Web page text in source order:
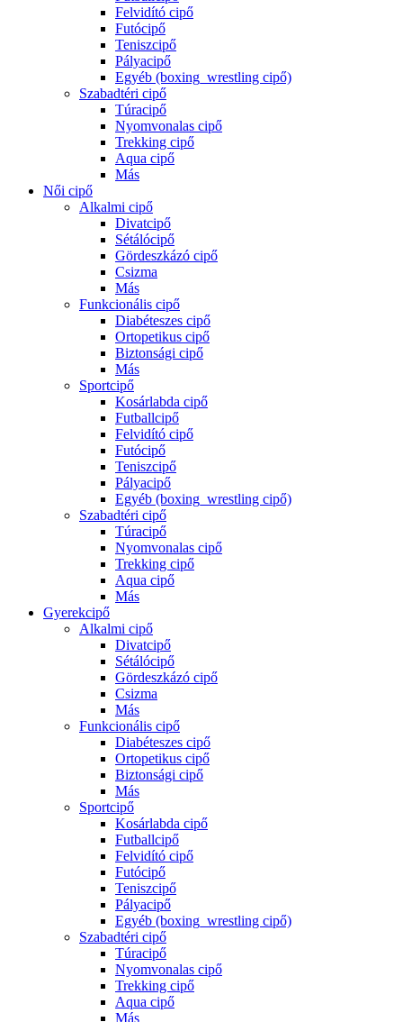
Felvidító cipő
Futócipő
Teniszcipő
Pályacipő
Egyéb (boxing_wrestling cipő)
Szabadtéri cipő
Túracipő
Nyomvonalas cipő
Trekking cipő
Aqua cipő
Más
Női cipő
Alkalmi cipő
Divatcipő
Sétálócipő
Gördeszkázó cipő
Csizma
Más
Funkcionális cipő
Diabéteszes cipő
Ortopetikus cipő
Biztonsági cipő
Más
Sportcipő
Kosárlabda cipő
Futballcipő
Felvidító cipő
Futócipő
Teniszcipő
Pályacipő
Egyéb (boxing_wrestling cipő)
Szabadtéri cipő
Túracipő
Nyomvonalas cipő
Trekking cipő
Aqua cipő
Más
Gyerekcipő
Alkalmi cipő
Divatcipő
Sétálócipő
Gördeszkázó cipő
Csizma
Más
Funkcionális cipő
Diabéteszes cipő
Ortopetikus cipő
Biztonsági cipő
Más
Sportcipő
Kosárlabda cipő
Futballcipő
Felvidító cipő
Futócipő
Teniszcipő
Pályacipő
Egyéb (boxing_wrestling cipő)
Szabadtéri cipő
Túracipő
Nyomvonalas cipő
Trekking cipő
Aqua cipő
Más